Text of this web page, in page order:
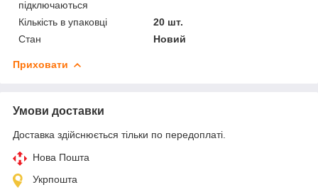
підключаються
Кількість в упаковці
20 шт.
Стан
Новий
Приховати
Умови доставки
Доставка здійснюється тільки по передоплаті.
Нова Пошта
Укрпошта